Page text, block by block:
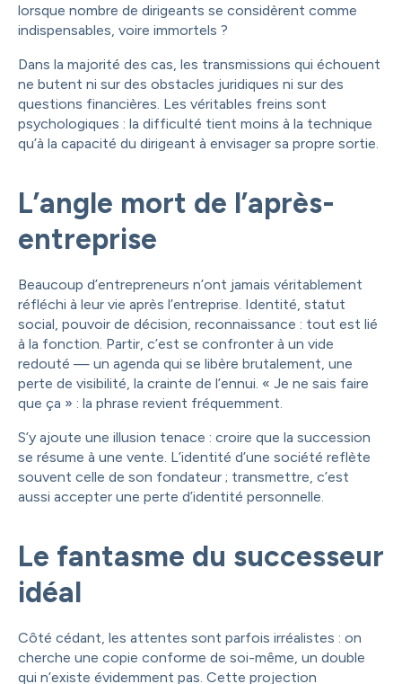
lorsque nombre de dirigeants se considèrent comme
indispensables, voire immortels ?
Dans la majorité des cas, les transmissions qui échouent
ne butent ni sur des obstacles juridiques ni sur des
questions financières. Les véritables freins sont
psychologiques : la difficulté tient moins à la technique
qu’à la capacité du dirigeant à envisager sa propre sortie.
L’angle mort de l’après-
entreprise
Beaucoup d’entrepreneurs n’ont jamais véritablement
réfléchi à leur vie après l’entreprise. Identité, statut
social, pouvoir de décision, reconnaissance : tout est lié
à la fonction. Partir, c’est se confronter à un vide
redouté — un agenda qui se libère brutalement, une
perte de visibilité, la crainte de l’ennui. « Je ne sais faire
que ça » : la phrase revient fréquemment.
S’y ajoute une illusion tenace : croire que la succession
se résume à une vente. L’identité d’une société reflète
souvent celle de son fondateur ; transmettre, c’est
aussi accepter une perte d’identité personnelle.
Le fantasme du successeur
idéal
Côté cédant, les attentes sont parfois irréalistes : on
cherche une copie conforme de soi-même, un double
qui n’existe évidemment pas. Cette projection